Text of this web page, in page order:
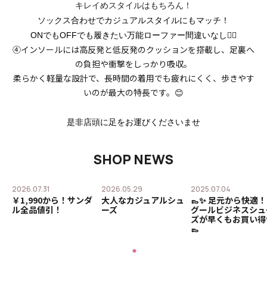
キレイめスタイルはもちろん！
ソックス合わせでカジュアルスタイルにもマッチ！
ONでもOFFでも履きたい万能ローファー間違いなし👍🏻
④インソールには高反発と低反発のクッションを搭載し、足裏へ
の負担や衝撃をしっかり吸収。
柔らかく軽量な設計で、長時間の着用でも疲れにくく、歩きやす
いのが最大の特長です。😊
是非店頭に足をお運びくださいませ
SHOP NEWS
2026.07.31
￥1,990から！サンダ
ル全品値引！
2026.05.29
大人なカジュアルシュ
ーズ
2025.07.04
👞✨ 足元から快適！
グールビジネスシ
ズが早くもお買い得
👞